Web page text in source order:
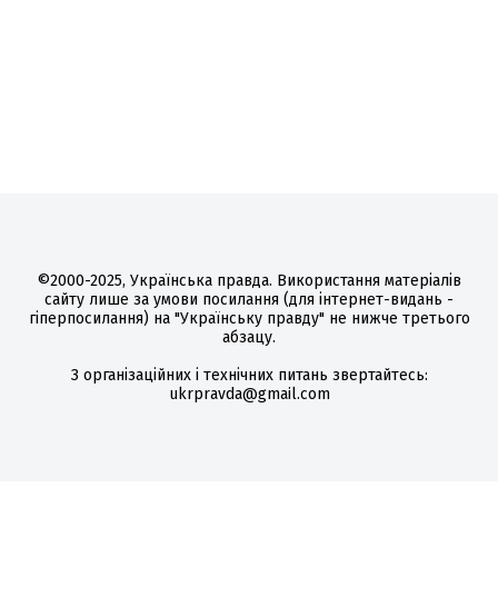
©2000-2025, Українська правда. Використання матеріалів
сайту лише за умови посилання (для інтернет-видань -
гіперпосилання) на "Українську правду" не нижче третього
абзацу.
З організаційних і технічних питань звертайтесь:
ukrpravda@gmail.com